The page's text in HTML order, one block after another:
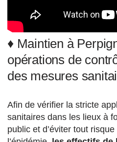
♦ Maintien à
opérations de
des mesures
Afin de vérifier la stricte
sanitaires dans les lieux à
public et d’éviter tout